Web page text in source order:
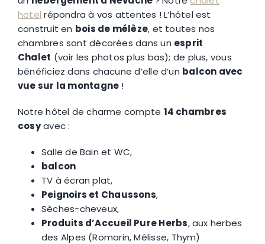
hotel répondra à vos attentes ! L’hôtel est
construit en bois de mélèze, et toutes nos
chambres sont décorées dans un esprit
Chalet (voir les photos plus bas); de plus, vous
bénéficiez dans chacune d’elle d’un balcon avec
vue sur la montagne !
Notre hôtel de charme compte 14 chambres
cosyavec :
Salle de Bain et WC,
balcon
TV à écran plat,
Peignoirs et Chaussons,
Sèches-cheveux,
Produits d’Accueil Pure Herbs, aux herbes
des Alpes (Romarin, Mélisse, Thym)